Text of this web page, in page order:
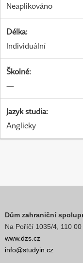
Neaplikováno
Délka:
Individuální
Školné:
—
Jazyk studia:
Anglicky
Dům zahraniční
Na Poříčí 1035/4, 110
www.dzs.cz
info@studyin.cz